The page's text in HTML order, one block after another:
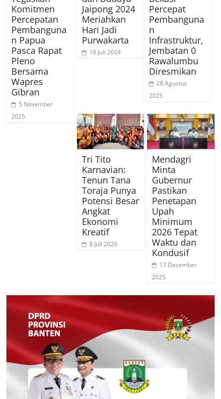
Komitmen
Percepatan
Pembanguna
n Papua
Pasca Rapat
Pleno
Bersama
Wapres
Gibran
5 November
2025
Jaipong 2024
Meriahkan
Hari Jadi
Purwakarta
18 Juli 2024
Percepat
Pembanguna
n
Infrastruktur,
Jembatan 0
Rawalumbu
Diresmikan
28 Agustus
2025
Tri Tito
Karnavian:
Tenun Tana
Toraja Punya
Potensi Besar
Angkat
Ekonomi
Kreatif
8 Juli 2026
Mendagri
Minta
Gubernur
Pastikan
Penetapan
Upah
Minimum
2026 Tepat
Waktu dan
Kondusif
17 Desember
2025